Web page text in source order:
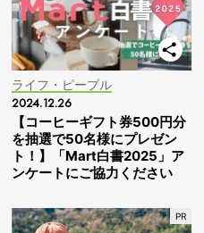
ライフ・ピープル
2024.12.26
【コーヒーギフト券500円分
を抽選で50名様にプレゼン
ト！】「Mart白書2025」ア
ンケートにご協力ください